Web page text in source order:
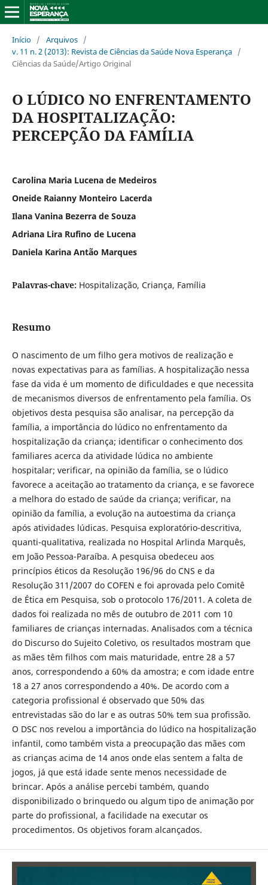
Início / Arquivos /
v. 11 n. 2 (2013): Revista de Ciências da Saúde Nova Esperança /
Ciências da Saúde/Artigo Original
O LÚDICO NO ENFRENTAMENTO
DA HOSPITALIZAÇÃO:
PERCEPÇÃO DA FAMÍLIA
Carolina Maria Lucena de Medeiros
Oneide Raianny Monteiro Lacerda
Ilana Vanina Bezerra de Souza
Adriana Lira Rufino de Lucena
Daniela Karina Antão Marques
Palavras-chave: Hospitalização, Criança, Família
Resumo
O nascimento de um filho gera motivos de realização e
novas expectativas para as famílias. A hospitalização nessa
fase da vida é um momento de dificuldades e que necessita
de mecanismos diversos de enfrentamento pela família. Os
objetivos desta pesquisa são analisar, na percepção da
família, a importância do lúdico no enfrentamento da
hospitalização da criança; identificar o conhecimento dos
familiares acerca da atividade lúdica no ambiente
hospitalar; verificar, na opinião da família, se o lúdico
favorece a aceitação ao tratamento da criança, e se favorece
a melhora do estado de saúde da criança; verificar, na
opinião da família, a evolução na autoestima da criança
após atividades lúdicas. Pesquisa exploratório-descritiva,
quanti-qualitativa, realizada no Hospital Arlinda Marquês,
em João Pessoa-Paraíba. A pesquisa obedeceu aos
princípios éticos da Resolução 196/96 do CNS e da
Resolução 311/2007 do COFEN e foi aprovada pelo Comitê
de Ética em Pesquisa, sob o protocolo 176/2011. A coleta de
dados foi realizada no mês de outubro de 2011 com 10
familiares de crianças internadas. Analisados com a técnica
do Discurso do Sujeito Coletivo, os resultados mostram que
as mães têm filhos com mais maturidade, entre 28 a 57
anos, correspondendo a 60% da amostra; e com idade entre
18 a 27 anos correspondendo a 40%. De acordo com a
categoria profissional é observado que 50% das
entrevistadas são do lar e as outras 50% tem sua profissão.
O DSC nos revelou a importância do lúdico na hospitalização
infantil, como também vista a preocupação das mães com
as crianças acima de 14 anos onde elas sentem a falta de
jogos, já que está idade sente menos necessidade de
brincar. Após a análise percebi também, quando
disponibilizado o brinquedo ou algum tipo de animação por
parte do profissional, a facilidade na executar os
procedimentos. Os objetivos foram alcançados.